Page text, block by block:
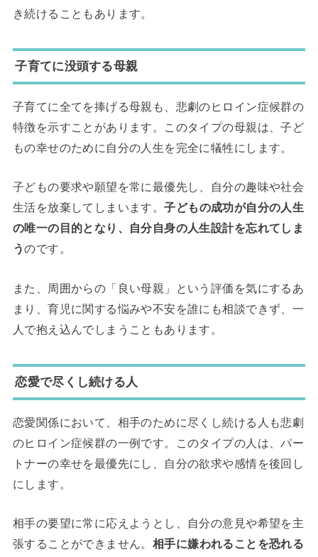
き続けることもあります。
子育てに没頭する母親
子育てに全てを捧げる母親も、悲劇のヒロイン症候群の
特徴を示すことがあります。このタイプの母親は、子ど
もの幸せのために自分の人生を完全に犠牲にします。
子どもの要求や願望を常に最優先し、自分の趣味や社会
生活を放棄してしまいます。子どもの成功が自分の人生
の唯一の目的となり、自分自身の人生設計を忘れてしま
うのです。
また、周囲からの「良い母親」という評価を気にするあ
まり、育児に関する悩みや不安を誰にも相談できず、一
人で抱え込んでしまうこともあります。
恋愛で尽くし続ける人
恋愛関係において、相手のために尽くし続ける人も悲劇
のヒロイン症候群の一例です。このタイプの人は、パー
トナーの幸せを最優先にし、自分の欲求や感情を後回し
にします。
相手の要望に常に応えようとし、自分の意見や希望を主
張することができません。 相手に嫌われることを恐れる